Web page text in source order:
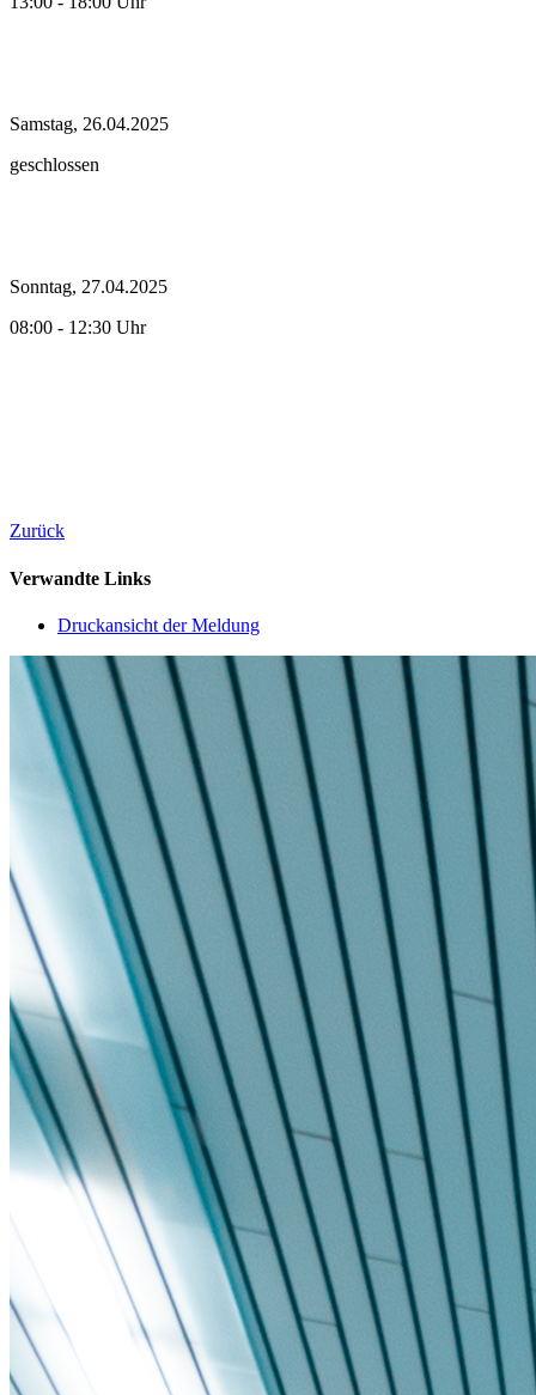
Samstag, 26.04.2025
geschlossen
Sonntag, 27.04.2025
08:00 - 12:30 Uhr
Zurück
Verwandte Links
Druckansicht der Meldung